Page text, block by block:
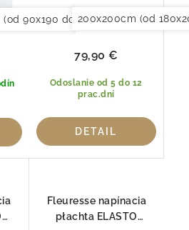
90x190 do 120x220cm)
200x200cm (od
Odoslanie od 5 do 12
prac.dní
79,90 €
DETAIL
Fleuresse napínacia
płachta ELASTO